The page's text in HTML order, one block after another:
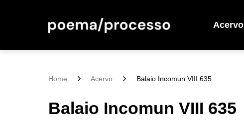
Acervo
Home Acervo Balaio Incomun VIII 635
Balaio Incomun VIII 635